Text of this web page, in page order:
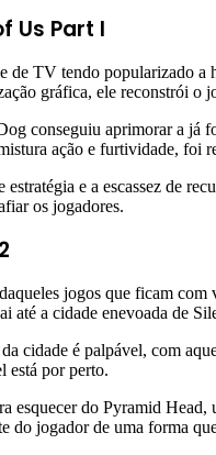
Us Part I
de TV tendo popularizado a
gráfica, ele reconstrói
conseguiu aprimorar a já
ação e furtividade, foi
estratégia e a escassez de
os jogadores.
jogos que ficam
até a cidade enevoada de
cidade é palpável, com
está por perto.
esquecer do Pyramid
do jogador de uma forma